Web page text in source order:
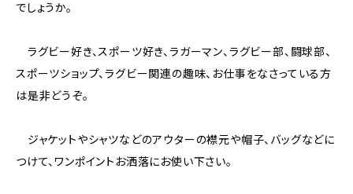
でしょうか。
ラグビー好き、スポーツ好き、ラガーマン、ラグビー部、闘球部、
スポーツショップ、ラグビー関連の趣味、お仕事をなさっている方
は是非どうぞ。
ジャケットやシャツなどのアウターの襟元や帽子、バッグなどに
つけて、ワンポイントお洒落にお使い下さい。